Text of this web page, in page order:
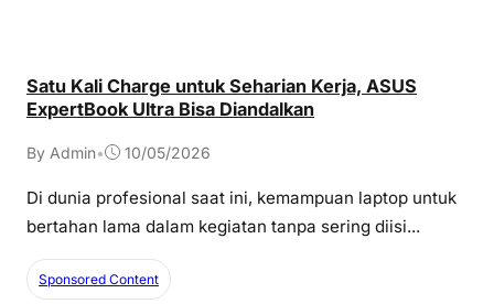
Satu Kali Charge untuk Seharian Kerja, ASUS
ExpertBook Ultra Bisa Diandalkan
By Admin• 10/05/2026
Di dunia profesional saat ini, kemampuan laptop untuk
bertahan lama dalam kegiatan tanpa sering diisi...
Sponsored Content